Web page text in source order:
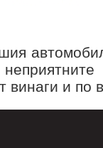
винаги и по